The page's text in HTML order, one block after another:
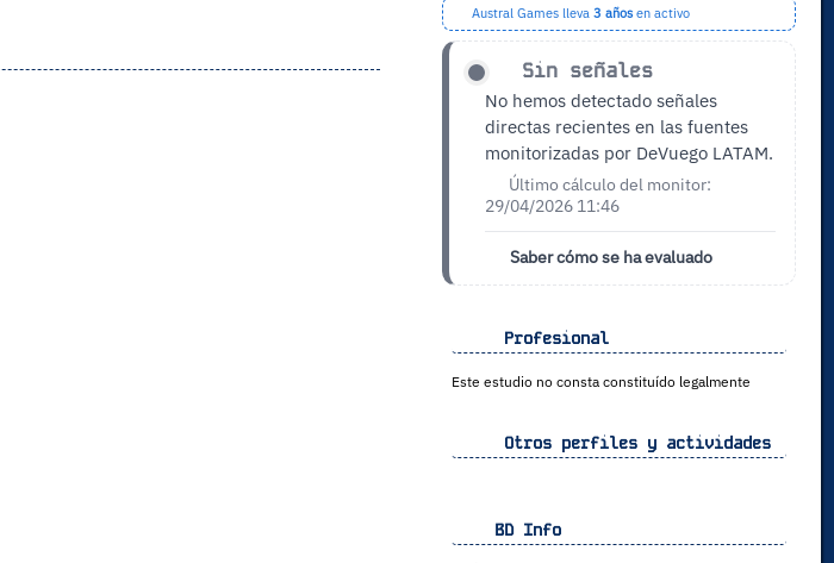
Austral Games lleva 3 añosen activo
Sin señales
No hemos detectado señales
directas recientes en las fuentes
monitorizadas por DeVuego LATAM.
Último cálculo del monitor:
29/04/2026 11:46
Saber cómo se ha evaluado
Profesional
Este estudio no consta constituído legalmente
Otros perfiles y actividades
BD Info